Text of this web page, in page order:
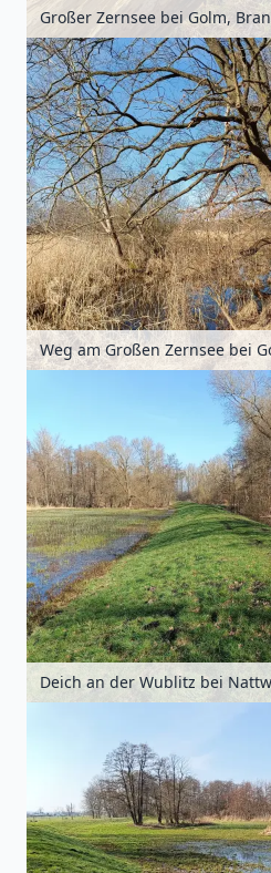
Großer Zernsee bei Golm,